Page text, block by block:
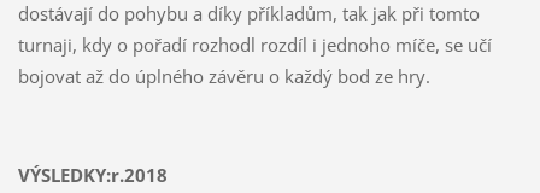
dostávají do pohybu a díky příkladům, tak jak při tomto
turnaji, kdy o pořadí rozhodl rozdíl i jednoho míče, se učí
bojovat až do úplného závěru o každý bod ze hry.
VÝSLEDKY:r.2018